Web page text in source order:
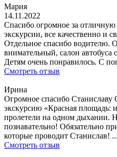
Мария
14.11.2022
Спасибо огромное за
экскурсии, все качественно и
Отдельное спасибо водителю.
внимательный, салон автобуса
Детям очень понравилось. С
Смотреть отзыв
Ирина
Огромное спасибо
экскурсию «Красная площадь:
пролетели на одном дыхании.
познавательно! Обязательно
которые проводит Станислав! ...
Смотреть отзыв